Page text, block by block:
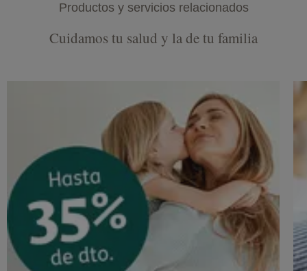
Productos y servicios relacionados
Cuidamos tu salud y la de tu familia